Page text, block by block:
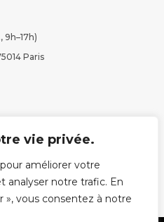
vie privée.
améliorer votre
analyser notre trafic. En
», vous consentez à notre
9h–17h)
Paris